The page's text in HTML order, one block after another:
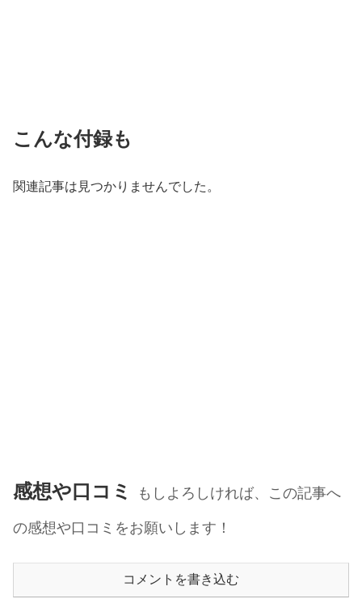
こんな付録も
関連記事は見つかりませんでした。
感想や口コミ
もしよろしければ、この記事へ
の感想や口コミをお願いします！
コメントを書き込む